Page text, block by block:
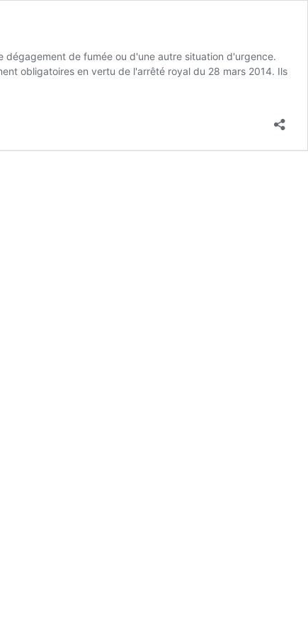
de fumée ou d'une autre situation d'urgence.
obligatoires en vertu de l'arrêté royal du 28 mars 2014. Ils